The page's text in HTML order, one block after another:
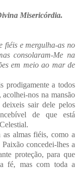
Misericórdia.
fiéis e mergulha-as no
consolaram-Me na
em meio ao mar de
prodigamente a todos
nos na mansão
sair dele pelos
de que está
almas fiéis, como a
concedei-lhes a
proteção, para que
fé, mas com toda a